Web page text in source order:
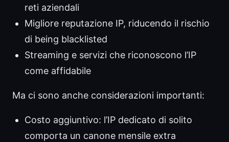
reti aziendali
Migliore reputazione IP, riducendo il rischio
di being blacklisted
Streaming e servizi che riconoscono l’IP
come affidabile
Ma ci sono anche considerazioni importanti:
Costo aggiuntivo: l’IP dedicato di solito
comporta un canone mensile extra